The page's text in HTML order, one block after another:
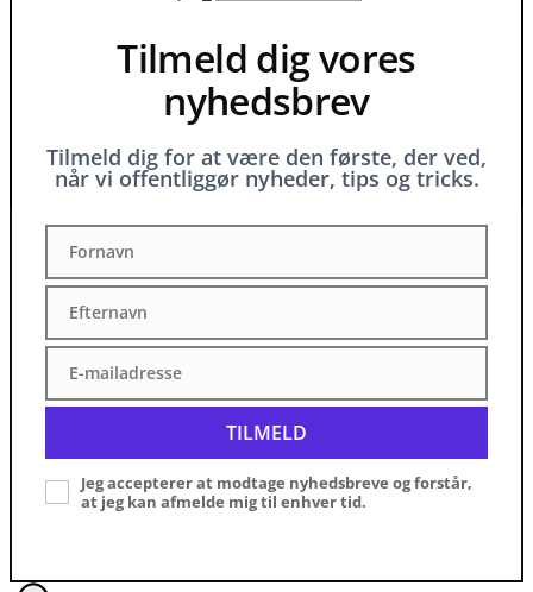
Tilmeld dig vores
nyhedsbrev
Tilmeld dig for at være den første, der ved,
når vi offentliggør nyheder, tips og tricks.
Fornavn
Fornavn
Efternavn
Efternavn
mailadresse
E-mailadresse
TILMELD
Jeg accepterer at modtage nyhedsbreve og forstår,
at jeg kan afmelde mig til enhver tid.